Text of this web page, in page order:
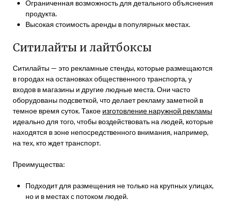
Ограниченная возможность для детального объяснения
продукта.
Высокая стоимость аренды в популярных местах.
Ситилайты и лайтбоксы
Ситилайты — это рекламные стенды, которые размещаются
в городах на остановках общественного транспорта, у
входов в магазины и другие людные места. Они часто
оборудованы подсветкой, что делает рекламу заметной в
темное время суток. Такое изготовление наружной рекламы
идеально для того, чтобы воздействовать на людей, которые
находятся в зоне непосредственного внимания, например,
на тех, кто ждет транспорт.
Преимущества:
Подходит для размещения не только на крупных улицах,
но и в местах с потоком людей.